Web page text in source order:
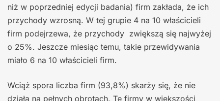
niż w poprzedniej edycji badania) firm zakłada, że ich
przychody wzrosną. W tej grupie 4 na 10 właścicieli
firm podejrzewa, że przychody zwiększą się najwyżej
o 25%. Jeszcze miesiąc temu, takie przewidywania
miało 6 na 10 właścicieli firm.
Wciąż spora liczba firm (93,8%) skarży się, że nie
działa na pełnych obrotach. Te firmy w większości